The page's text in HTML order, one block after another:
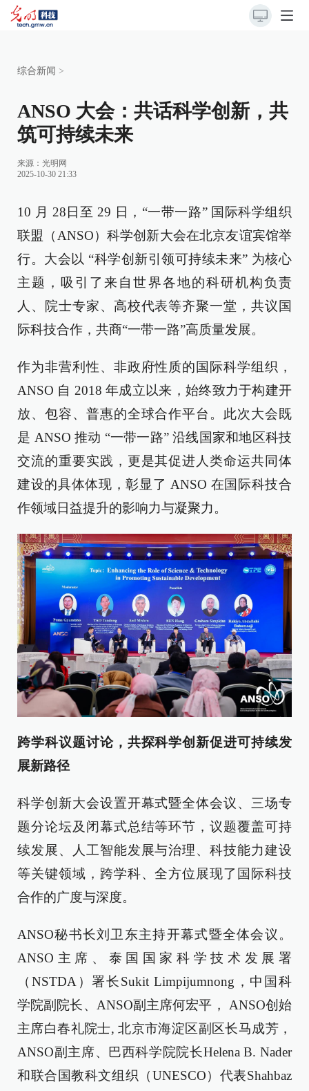
综合新闻 >
ANSO 大会：共话科学创新，共
筑可持续未来
来源： 光明网
2025-10-30 21:33
10 月 28日至 29 日，“一带一路” 国际科学组织
联盟（ANSO）科学创新大会在北京友谊宾馆举
行。大会以 “科学创新引领可持续未来” 为核心
主题，吸引了来自世界各地的科研机构负责
人、院士专家、高校代表等齐聚一堂，共议国
际科技合作，共商“一带一路”高质量发展。
作为非营利性、非政府性质的国际科学组织，
ANSO 自 2018 年成立以来，始终致力于构建开
放、包容、普惠的全球合作平台。此次大会既
是 ANSO 推动 “一带一路” 沿线国家和地区科技
交流的重要实践，更是其促进人类命运共同体
建设的具体体现，彰显了 ANSO 在国际科技合
作领域日益提升的影响力与凝聚力。
跨学科议题讨论，共探科学创新促进可持续发
展新路径
科学创新大会设置开幕式暨全体会议、三场专
题分论坛及闭幕式总结等环节，议题覆盖可持
续发展、人工智能发展与治理、科技能力建设
等关键领域，跨学科、全方位展现了国际科技
合作的广度与深度。
ANSO秘书长刘卫东主持开幕式暨全体会议。
ANSO主席、泰国国家科学技术发展署
（NSTDA）署长Sukit Limpijumnong，中国科
学院副院长、ANSO副主席何宏平， ANSO创始
主席白春礼院士, 北京市海淀区副区长马成芳，
ANSO副主席、巴西科学院院长Helena B. Nader
和联合国教科文组织（UNESCO）代表Shahbaz